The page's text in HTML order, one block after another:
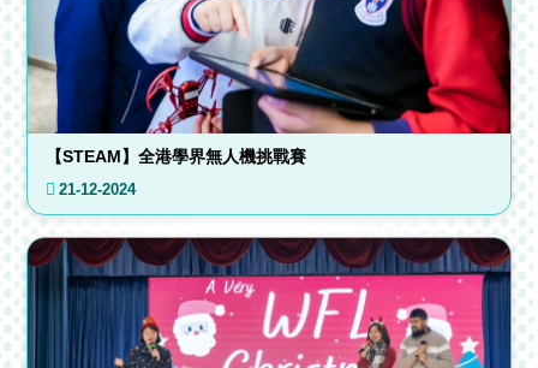
【STEAM】全港學界無人機挑戰賽
21-12-2024